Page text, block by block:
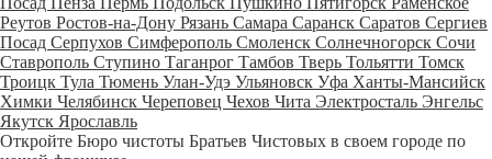
Реутов Ростов-на-Дону Рязань Самара Саранск Саратов Сергиев
Посад Серпухов Симферополь Смоленск Солнечногорск Сочи
Ставрополь Ступино Таганрог Тамбов Тверь Тольятти Томск
Троицк Тула Тюмень Улан-Удэ Ульяновск Уфа Ханты-Мансийск
Химки Челябинск Череповец Чехов Чита Электросталь Энгельс
Якутск Ярославль
Откройте Бюро чистоты Братьев Чистовых в своем городе по